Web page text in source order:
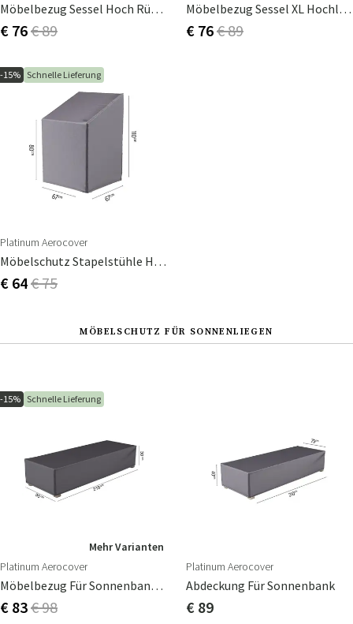
Möbelbezug Sessel Hoch Rücken 75x78cm
€ 76€ 89
Möbelbezug Sessel XL Hochlehner 75x78cm
€ 76€ 89
-15% Schnelle Lieferung
Platinum Aerocover
Möbelschutz Stapelstühle Höhe 80/110
€ 64€ 75
MÖBELSCHUTZ FÜR SONNENLIEGEN
-15% Schnelle Lieferung
Mehr Varianten
Platinum Aerocover
Möbelbezug Für Sonnenbank 90x210 Cm
€ 83€ 98
Platinum Aerocover
Abdeckung Für Sonnenbank
€ 89